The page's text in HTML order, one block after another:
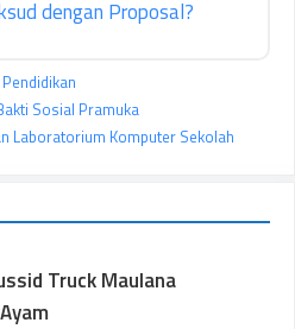
dengan Proposal?
Sosial Pramuka
Laboratorium Komputer Sekolah
Truck Maulana